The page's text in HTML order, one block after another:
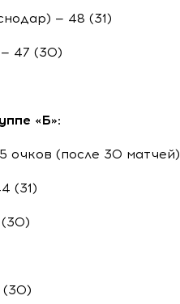
— 48 (31)
47 (30)
«Б»:
очков (после 30 матчей)
(31)
(30)